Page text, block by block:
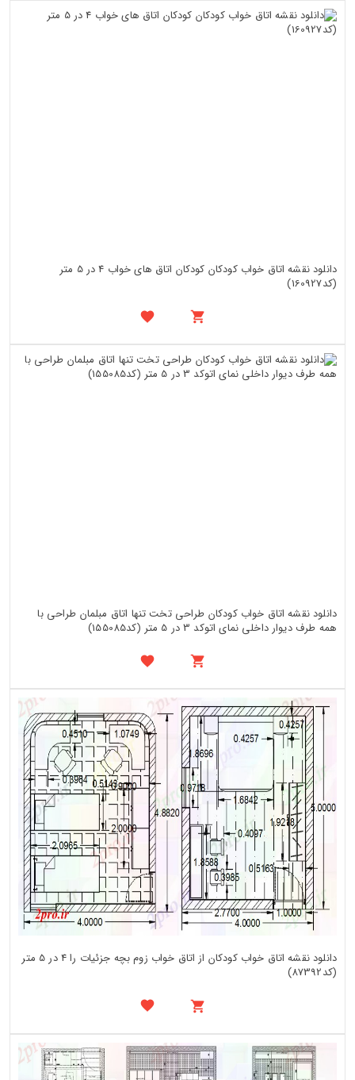
دانلود نقشه اتاق خواب کودکان کودکان اتاق های خواب 4 در 5 متر
(کد160927)
دانلود نقشه اتاق خواب کودکان طراحی تخت تنها اتاق مبلمان طراحی با
همه طرف دیوار داخلی نمای اتوکد 3 در 5 متر (کد155085)
دانلود نقشه اتاق خواب کودکان از اتاق خواب زوم بچه جزئیات را 4 در 5 متر
(کد87392)